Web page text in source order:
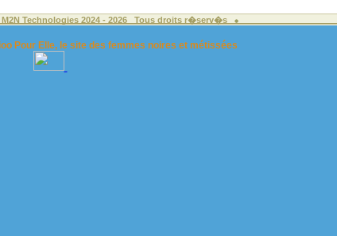
Technologies 2024 - 2026 Tous droits r�serv�s
Pour Elle, le site des femmes noires et métissées